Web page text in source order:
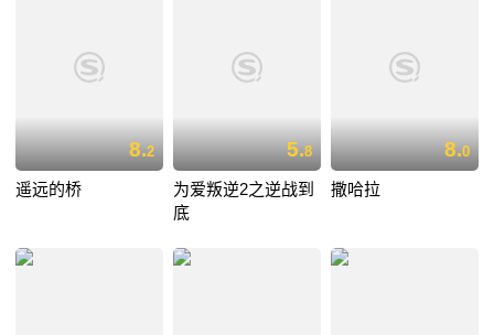
8.2
遥远的桥
5.8
为爱叛逆2之逆战到
底
8.0
撒哈拉